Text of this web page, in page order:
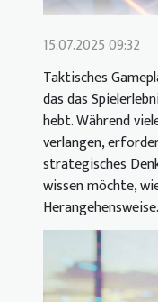
15.07.2025 09:32
Taktisches
das das
hebt. Während
verlangen,
strategisches
wissen möchte,